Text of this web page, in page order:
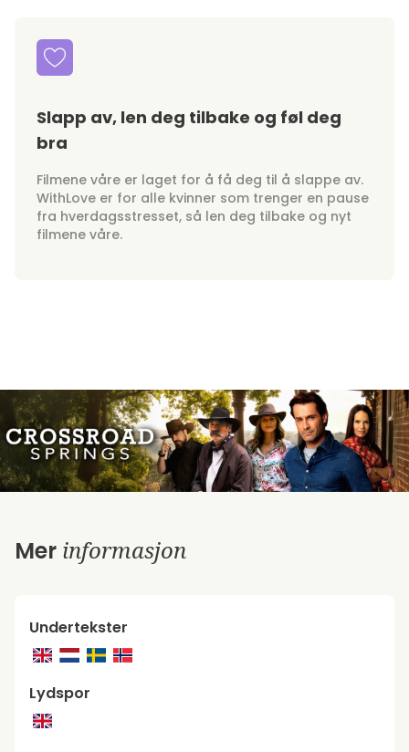
Slapp av, len deg tilbake og føl deg
bra
Filmene våre er laget for å få deg til å slappe av.
WithLove er for alle kvinner som trenger en pause
fra hverdagsstresset, så len deg tilbake og nyt
filmene våre.
Mer informasjon
Undertekster
Lydspor